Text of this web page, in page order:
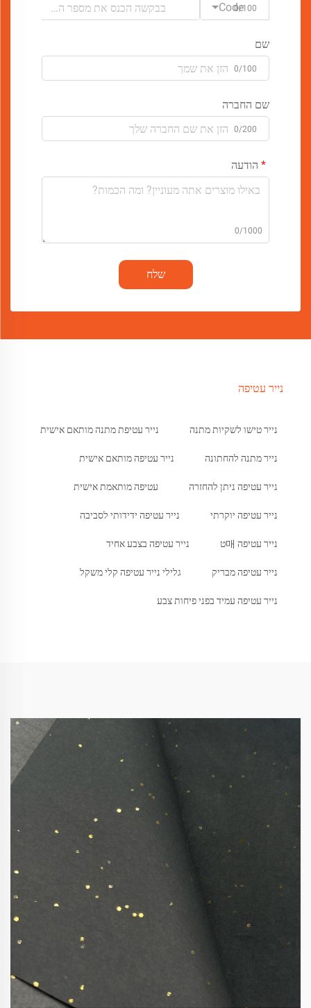
Code0/100
שם
0/100
שם החברה
0/200
הודעה
0/1000
שלח
נייר עטיפה
נייר טישו לשקיות מתנה נייר עטיפת מתנה מותאם אישית
נייר מתנה להחתונה נייר עטיפה מותאם אישית
נייר עטיפה ניתן להחזרה עטיפה מותאמת אישית
נייר עטיפה יוקרתי נייר עטיפה ידידותי לסביבה
נייר עטיפה 매ט נייר עטיפה בצבע אחיד
נייר עטיפה מבריק גלילי נייר עטיפה קלי משקל
נייר עטיפה עמיד בפני פיחות צבע